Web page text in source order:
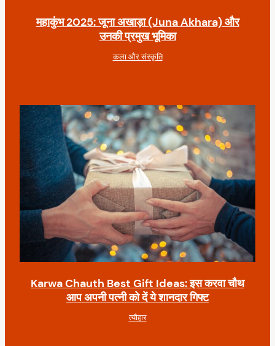
महाकुंभ 2025: जूना अखाड़ा (Juna Akhara) और
उनकी प्रमुख भूमिका
कला और संस्कृति
Karwa Chauth Best Gift Ideas: इस करवा चौथ
आप अपनी पत्नी को दें ये शानदार गिफ्ट
त्यौहार